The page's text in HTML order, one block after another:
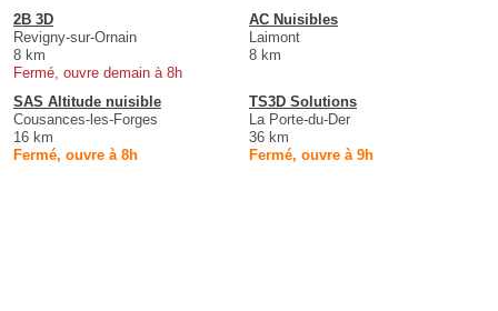
2B 3D
Revigny-sur-Ornain
8 km
Fermé, ouvre demain à 8h
AC Nuisibles
Laimont
8 km
SAS Altitude nuisible
Cousances-les-Forges
16 km
Fermé, ouvre à 8h
TS3D Solutions
La Porte-du-Der
36 km
Fermé, ouvre à 9h